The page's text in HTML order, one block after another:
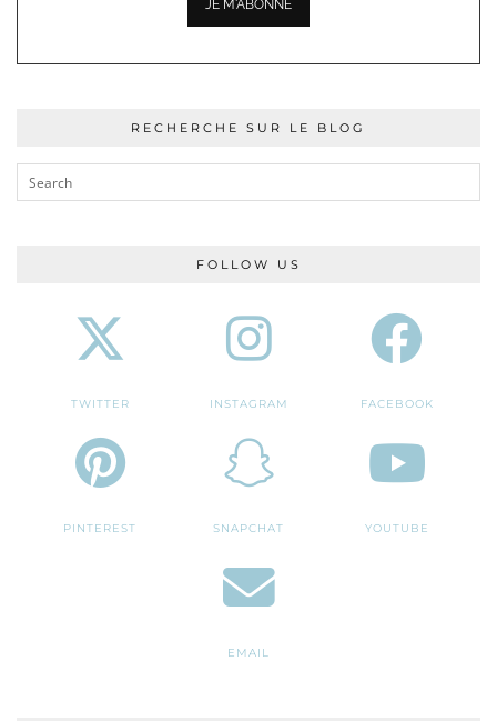
RECHERCHE SUR LE BLOG
FOLLOW US
TWITTER INSTAGRAM FACEBOOK
PINTEREST SNAPCHAT YOUTUBE
EMAIL